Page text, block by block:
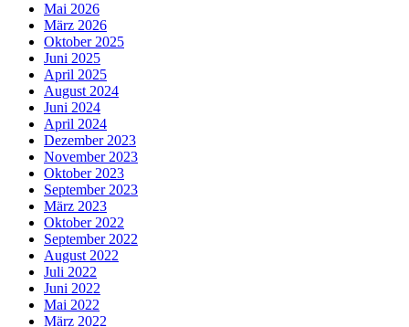
Mai 2026
März 2026
Oktober 2025
Juni 2025
April 2025
August 2024
Juni 2024
April 2024
Dezember 2023
November 2023
Oktober 2023
September 2023
März 2023
Oktober 2022
September 2022
August 2022
Juli 2022
Juni 2022
Mai 2022
März 2022